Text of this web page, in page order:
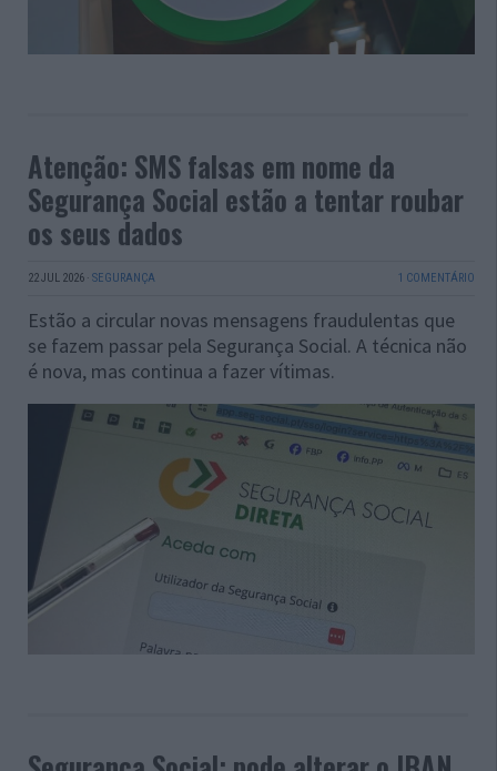
Atenção: SMS falsas em nome da
Segurança Social estão a tentar roubar
os seus dados
22 JUL 2026 · SEGURANÇA 1 COMENTÁRIO
Estão a circular novas mensagens fraudulentas que
se fazem passar pela Segurança Social. A técnica não
é nova, mas continua a fazer vítimas.